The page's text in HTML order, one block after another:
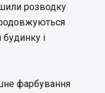
розводку
будинку і
фарбування